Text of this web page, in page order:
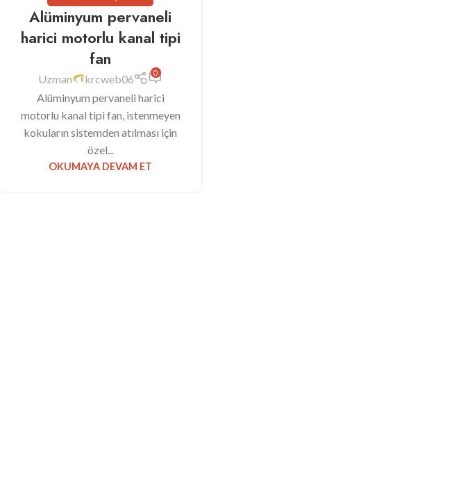
Alüminyum pervaneli
harici motorlu kanal tipi
fan
Uzman krcweb06 0
Alüminyum pervaneli harici
motorlu kanal tipi fan, istenmeyen
kokuların sistemden atılması için
özel...
OKUMAYA DEVAM ET